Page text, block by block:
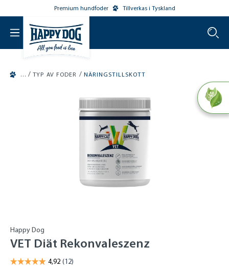
Premium hundfoder Tillverkas i Tyskland
/ TYP AV FODER / NÄRINGSTILLSKOTT
Happy Dog
VET Diät Rekonvaleszenz